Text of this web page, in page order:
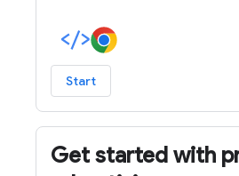
Start
Get started with